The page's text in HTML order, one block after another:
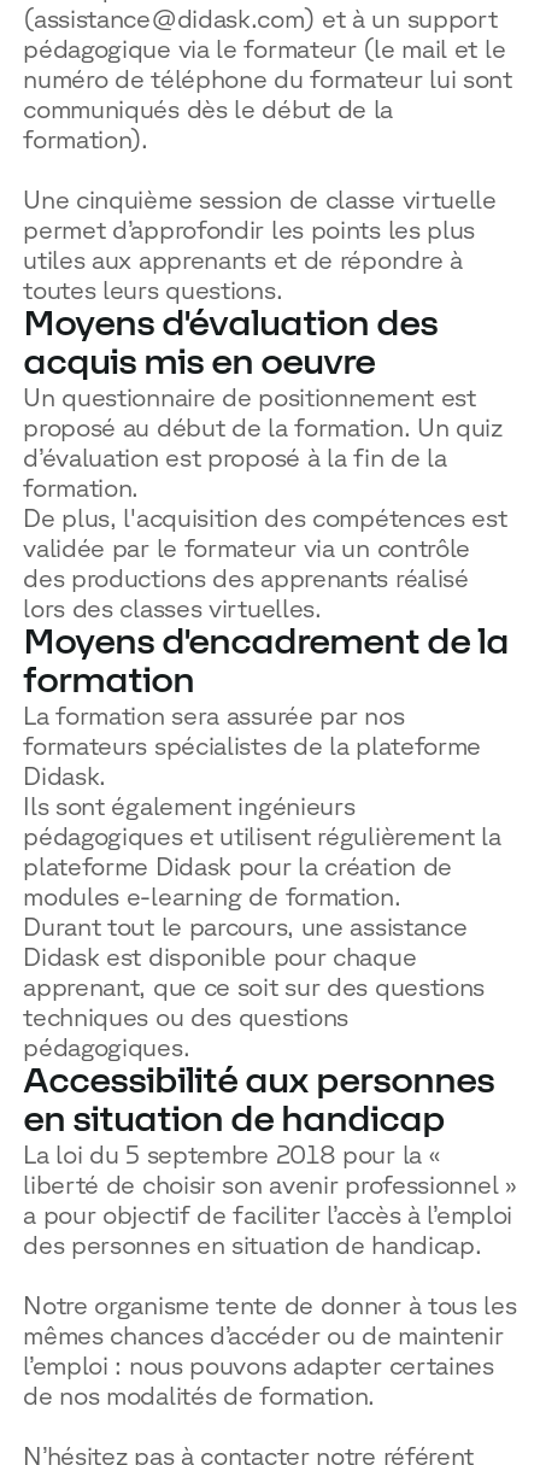
(assistance@didask.com) et à un support
pédagogique via le formateur (le mail et le
numéro de téléphone du formateur lui sont
communiqués dès le début de la
formation).
Une cinquième session de classe virtuelle
permet d’approfondir les points les plus
utiles aux apprenants et de répondre à
toutes leurs questions.
Moyens d'évaluation des
acquis mis en oeuvre
Un questionnaire de positionnement est
proposé au début de la formation. Un quiz
d’évaluation est proposé à la fin de la
formation.
De plus, l'acquisition des compétences est
validée par le formateur via un contrôle
des productions des apprenants réalisé
lors des classes virtuelles.
Moyens d'encadrement de la
formation
La formation sera assurée par nos
formateurs spécialistes de la plateforme
Didask.
Ils sont également ingénieurs
pédagogiques et utilisent régulièrement la
plateforme Didask pour la création de
modules e-learning de formation.
Durant tout le parcours, une assistance
Didask est disponible pour chaque
apprenant, que ce soit sur des questions
techniques ou des questions
pédagogiques.
Accessibilité aux personnes
en situation de handicap
La loi du 5 septembre 2018 pour la «
liberté de choisir son avenir professionnel »
a pour objectif de faciliter l’accès à l’emploi
des personnes en situation de handicap.
Notre organisme tente de donner à tous les
mêmes chances d’accéder ou de maintenir
l’emploi : nous pouvons adapter certaines
de nos modalités de formation.
N’hésitez pas à contacter notre référent